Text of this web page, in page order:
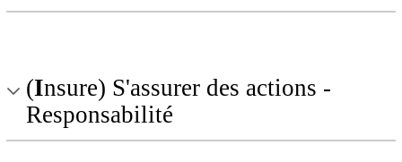
(Insure) S'assurer des actions -
Responsabilité